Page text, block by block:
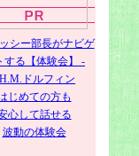
じめての方も
心して話せる
波動の体験会